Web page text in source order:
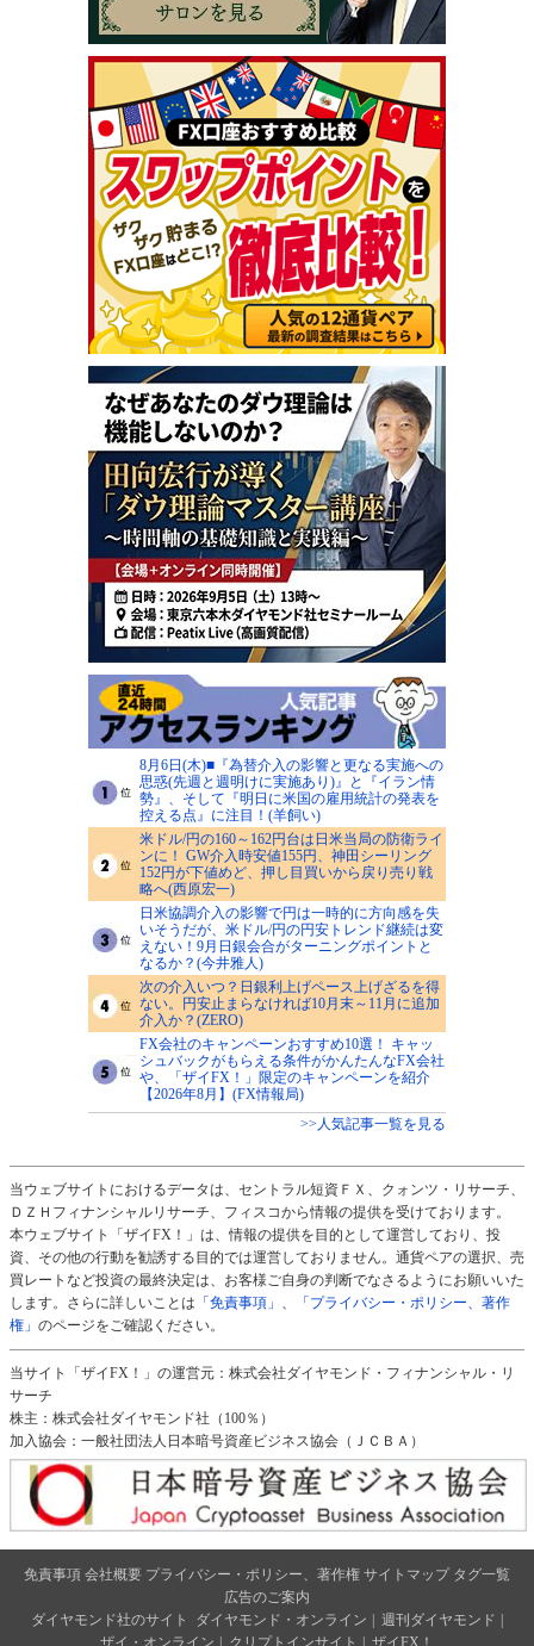
8月6日(木)■『為替介入の影響と更なる実施への
思惑(先週と週明けに実施あり)』と『イラン情
勢』、そして『明日に米国の雇用統計の発表を
控える点』に注目！(羊飼い)
米ドル/円の160～162円台は日米当局の防衛ライ
ンに！ GW介入時安値155円、神田シーリング
152円が下値めど、押し目買いから戻り売り戦
略へ(西原宏一)
日米協調介入の影響で円は一時的に方向感を失
いそうだが、米ドル/円の円安トレンド継続は変
えない！9月日銀会合がターニングポイントと
なるか？(今井雅人)
次の介入いつ？日銀利上げペース上げざるを得
ない。円安止まらなければ10月末～11月に追加
介入か？(ZERO)
FX会社のキャンペーンおすすめ10選！ キャッ
シュバックがもらえる条件がかんたんなFX会社
や、「ザイFX！」限定のキャンペーンを紹介
【2026年8月】(FX情報局)
>>人気記事一覧を見る
当ウェブサイトにおけるデータは、セントラル短資ＦＸ、クォンツ・リサーチ、
ＤＺＨフィナンシャルリサーチ、フィスコから情報の提供を受けております。
本ウェブサイト「ザイFX！」は、情報の提供を目的として運営しており、投
資、その他の行動を勧誘する目的では運営しておりません。通貨ペアの選択、売
買レートなど投資の最終決定は、お客様ご自身の判断でなさるようにお願いいた
します。さらに詳しいことは 「免責事項」 、
「プライバシー・ポリシー、著作
権」 のページをご確認ください。
当サイト「ザイFX！」の運営元：株式会社ダイヤモンド・フィナンシャル・リ
サーチ
株主：株式会社ダイヤモンド社（100％）
加入協会：一般社団法人日本暗号資産ビジネス協会（ＪＣＢＡ）
免責事項 会社概要 プライバシー・ポリシー、著作権 サイトマップ タグ一覧
広告のご案内
ダイヤモンド社のサイト
ダイヤモンド・オンライン 週刊ダイヤモンド